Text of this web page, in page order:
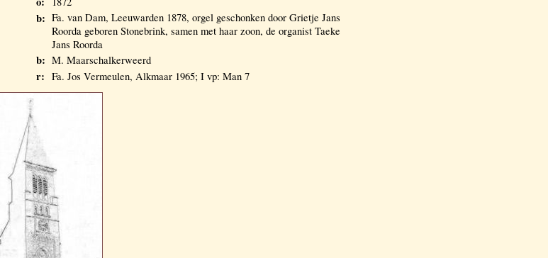
b: Fa. van Dam, Leeuwarden 1878, orgel geschonken door Grietje Jans
Roorda geboren Stonebrink, samen met haar zoon, de organist Taeke
Jans Roorda
b: M. Maarschalkerweerd
r: Fa. Jos Vermeulen, Alkmaar 1965; I vp: Man 7